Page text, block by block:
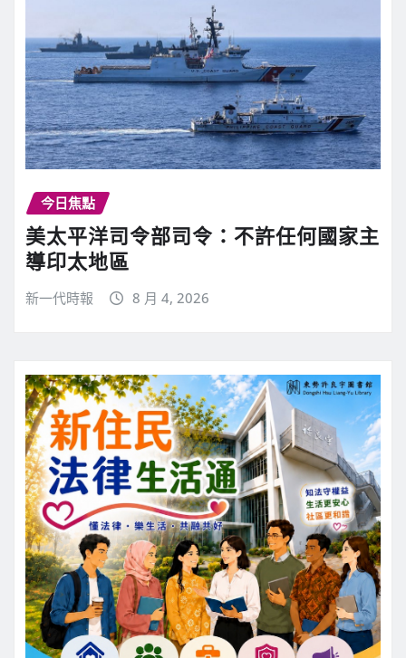
今日焦點
美太平洋司令部司令：不許任何國家主
導印太地區
新一代時報 8 月 4, 2026